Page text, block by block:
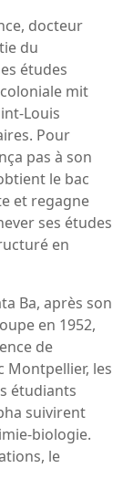
docteur
du
études
mit
Louis
Pour
pas à son
le bac
et regagne
ses études
en
Ba, après son
en 1952,
de
Montpellier, les
étudiants
suivirent
biologie.
le